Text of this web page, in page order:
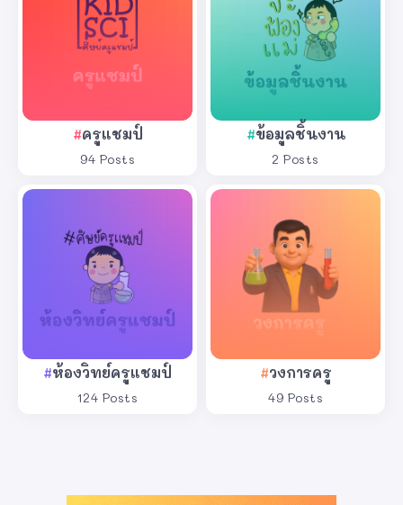
ครูแชมป์
94 Posts
ข้อมูลชิ้นงาน
2 Posts
ห้องวิทย์ครูแชมป์
124 Posts
วงการครู
49 Posts